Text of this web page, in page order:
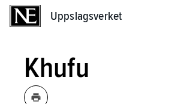
Uppslagsverket
Khufu